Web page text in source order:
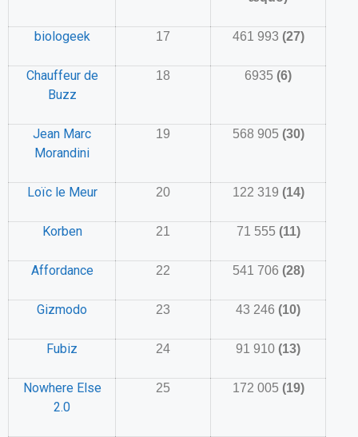
biologeek 17 461 993 (27)
Chauffeur de
Buzz
18 6935 (6)
Jean Marc
Morandini
19 568 905 (30)
Loïc le Meur 20 122 319 (14)
Korben 21 71 555 (11)
Affordance 22 541 706 (28)
Gizmodo 23 43 246 (10)
Fubiz 24 91 910 (13)
Nowhere Else
2.0
25 172 005 (19)